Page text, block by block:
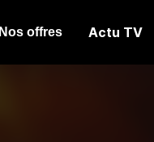
Nos offres Actu TV